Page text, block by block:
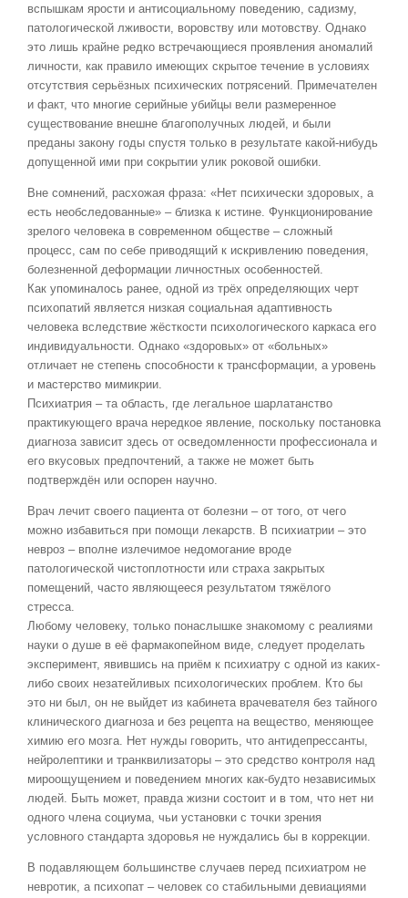
вспышкам ярости и антисоциальному поведению, садизму,
патологической лживости, воровству или мотовству. Однако
это лишь крайне редко встречающиеся проявления аномалий
личности, как правило имеющих скрытое течение в условиях
отсутствия серьёзных психических потрясений. Примечателен
и факт, что многие серийные убийцы вели размеренное
существование внешне благополучных людей, и были
преданы закону годы спустя только в результате какой-нибудь
допущенной ими при сокрытии улик роковой ошибки.
Вне сомнений, расхожая фраза: «Нет психически здоровых, а
есть необследованные» – близка к истине. Функционирование
зрелого человека в современном обществе – сложный
процесс, сам по себе приводящий к искривлению поведения,
болезненной деформации личностных особенностей.
Как упоминалось ранее, одной из трёх определяющих черт
психопатий является низкая социальная адаптивность
человека вследствие жёсткости психологического каркаса его
индивидуальности. Однако «здоровых» от «больных»
отличает не степень способности к трансформации, а уровень
и мастерство мимикрии.
Психиатрия – та область, где легальное шарлатанство
практикующего врача нередкое явление, поскольку постановка
диагноза зависит здесь от осведомленности профессионала и
его вкусовых предпочтений, а также не может быть
подтверждён или оспорен научно.
Врач лечит своего пациента от болезни – от того, от чего
можно избавиться при помощи лекарств. В психиатрии – это
невроз – вполне излечимое недомогание вроде
патологической чистоплотности или страха закрытых
помещений, часто являющееся результатом тяжёлого
стресса.
Любому человеку, только понаслышке знакомому с реалиями
науки о душе в её фармакопейном виде, следует проделать
эксперимент, явившись на приём к психиатру с одной из каких-
либо своих незатейливых психологических проблем. Кто бы
это ни был, он не выйдет из кабинета врачевателя без тайного
клинического диагноза и без рецепта на вещество, меняющее
химию его мозга. Нет нужды говорить, что антидепрессанты,
нейролептики и транквилизаторы – это средство контроля над
мироощущением и поведением многих как-будто независимых
людей. Быть может, правда жизни состоит и в том, что нет ни
одного члена социума, чьи установки с точки зрения
условного стандарта здоровья не нуждались бы в коррекции.
В подавляющем большинстве случаев перед психиатром не
невротик, а психопат – человек со стабильными девиациями